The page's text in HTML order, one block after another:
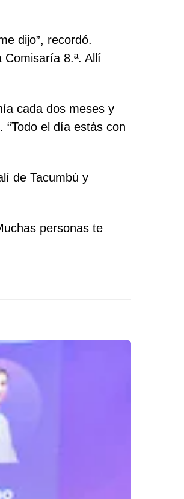
dijo”, recordó.
8.ª. Allí
cada dos meses y
“Todo el día estás con
de Tacumbú y
personas te